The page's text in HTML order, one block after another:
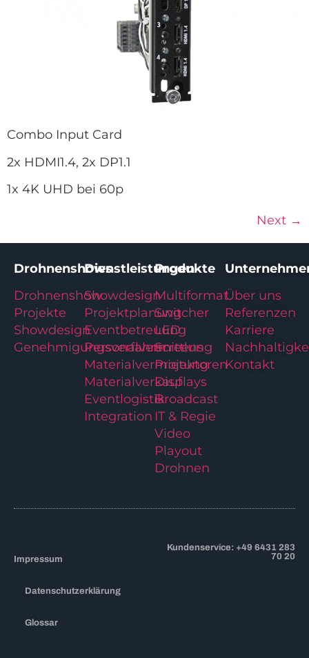
Combo Input Card
2x HDMI1.4, 2x DP1.1
1x 4K UHD bei 60p
Next →
Drohnenshows
Drohnenshow
Projekte
Showdesign
Genehmigungsverfahren
Dienstleistungen
Showdesign
Projektplanung
Eventbetreuung
Personalvermittlung
Materialvermietung
Materialverkauf
Eventlogistik
Integration
Produkte
Multiformat
Switcher
LED
Screens
Projektoren
Displays
Broadcast
IT & Regie
Video
Playout
Drohnen
Über uns
Referenzen
Karriere
Kontakt
Impressum
Datenschutzerklärung
Glossar
Kundenservice: +49 6431 283
70 20